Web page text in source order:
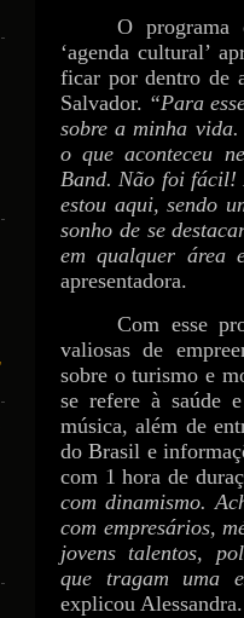
O programa
‘agenda cultural’
ficar por dentro de
Salvador. “Para
sobre a minha vida.
o que aconteceu
Band. Não foi fácil!
estou aqui, sendo
sonho de se
em qualquer área
apresentadora.
Com esse
valiosas de
sobre o turismo e
se refere à saúde
música, além de
do Brasil e
com 1 hora de
com dinamismo.
com empresários,
jovens talentos,
que tragam uma
explicou Alessandra.